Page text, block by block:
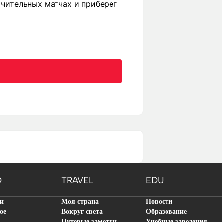
матчах и приберег
TRAVEL EDU
Моя страна
Вокруг света
Новости
Образование